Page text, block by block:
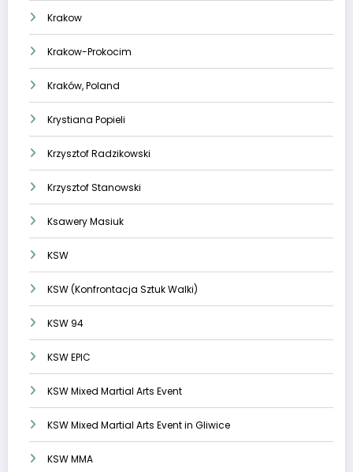
Krakow
Krakow-Prokocim
Kraków, Poland
Krystiana Popieli
Krzysztof Radzikowski
Krzysztof Stanowski
Ksawery Masiuk
KSW
KSW (Konfrontacja Sztuk Walki)
KSW 94
KSW EPIC
KSW Mixed Martial Arts Event
KSW Mixed Martial Arts Event in Gliwice
KSW MMA